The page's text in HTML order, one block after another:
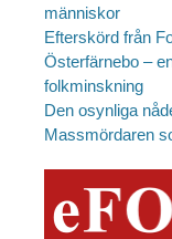
människor
Efterskörd från
Österfärnebo –
folkminskning
Den osynliga
Massmördaren